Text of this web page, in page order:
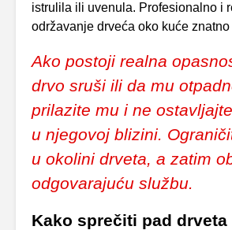
istrulila ili uvenula. Profesionalno i
održavanje drveća oko kuće
Ako postoji realna
drvo sruši ili da mu
prilazite mu i ne
u njegovoj blizini.
u okolini drveta, a zatim
odgovarajuću službu.
Kako sprečiti pad drveta